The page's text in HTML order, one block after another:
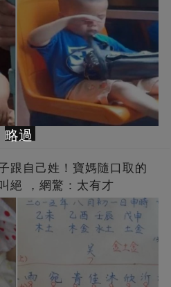
跟自己姓！寶媽隨口取的
絕 ，網驚：太有才
略過